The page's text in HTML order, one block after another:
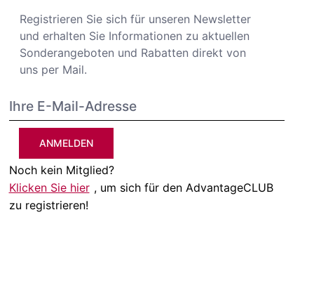
Registrieren Sie sich für unseren Newsletter
und erhalten Sie Informationen zu aktuellen
Sonderangeboten und Rabatten direkt von
uns per Mail.
ANMELDEN
Noch kein Mitglied?
Klicken Sie hier , um sich für den AdvantageCLUB
zu registrieren!